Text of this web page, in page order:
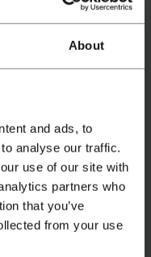
About
and ads, to
analyse our traffic.
use of our site with
partners who
that you’ve
from your use